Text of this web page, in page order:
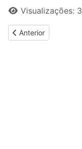
Visualizações:
Artigo anterior: Ovos
Anterior